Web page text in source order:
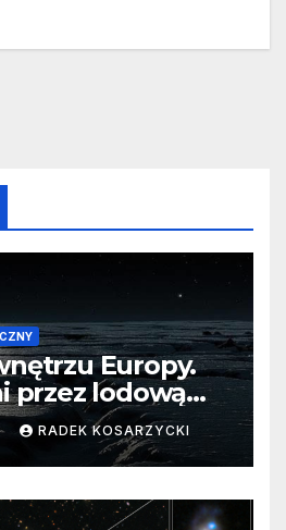
Europy.
przez lodową
RADEK KOSARZYCKI